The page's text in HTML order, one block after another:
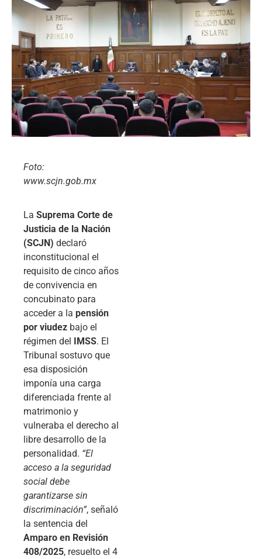
Foto:
www.scjn.gob.mx
La Suprema Corte de
Justicia de la Nación
(SCJN) declaró
inconstitucional el
requisito de cinco años
de convivencia en
concubinato para
acceder a la pensión
por viudez bajo el
régimen del IMSS. El
Tribunal sostuvo que
esa disposición
imponía una carga
diferenciada frente al
matrimonio y
vulneraba el derecho al
libre desarrollo de la
personalidad. “El
acceso a la seguridad
social debe
garantizarse sin
discriminación”, señaló
la sentencia del
Amparo en Revisión
408/2025, resuelto el 4